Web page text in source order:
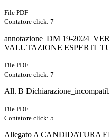
File PDF
Contatore click: 7
annotazione_DM 19-
VALUTAZIONE
File PDF
Contatore click: 7
All. B
File PDF
Contatore click: 5
Allegato A CANDIDATURA